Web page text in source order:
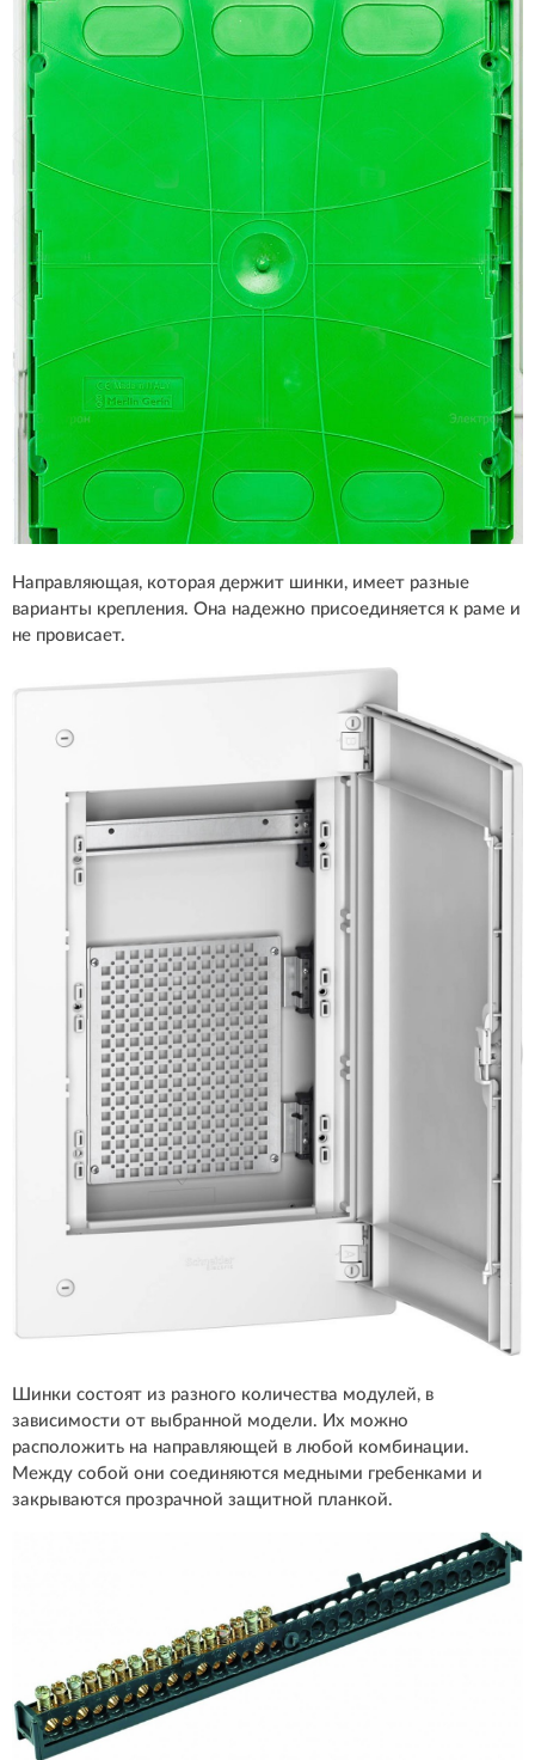
Направляющая, которая держит шинки, имеет разные
варианты крепления. Она надежно присоединяется к раме и
не провисает.
Шинки состоят из разного количества модулей, в
зависимости от выбранной модели. Их можно
расположить на направляющей в любой комбинации.
Между собой они соединяются медными гребенками и
закрываются прозрачной защитной планкой.